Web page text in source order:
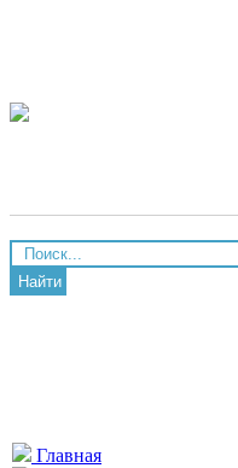
Найти
Главная